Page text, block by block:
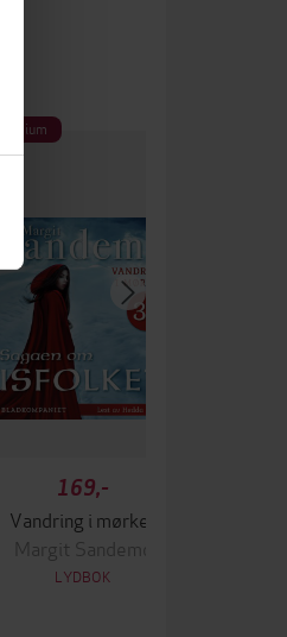
Premium
169,-
Vandring i mørket
Margit Sandemo
LYDBOK